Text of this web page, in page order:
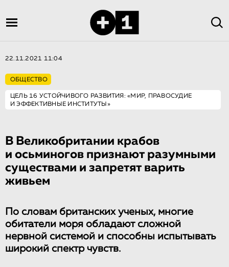
22.11.2021 11:04
ОБЩЕСТВО
ЦЕЛЬ 16 УСТОЙЧИВОГО РАЗВИТИЯ: «МИР, ПРАВОСУДИЕ
И ЭФФЕКТИВНЫЕ ИНСТИТУТЫ»
В Великобритании крабов
и осьминогов признают разумными
существами и запретят варить
живьем
По словам британских ученых, многие
обитатели моря обладают сложной
нервной системой и способны испытывать
широкий спектр чувств.